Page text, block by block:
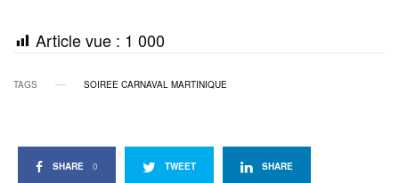
Article vue : 1 000
TAGS SOIREE CARNAVAL MARTINIQUE
SHARE 0 TWEET SHARE